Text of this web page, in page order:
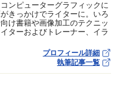
ンピューターグラフィックに
きっかけでライターに。いろ
け書籍や画像加工のテクニッ
ターおよびトレーナー、イラ
プロフィール詳細
執筆記事一覧